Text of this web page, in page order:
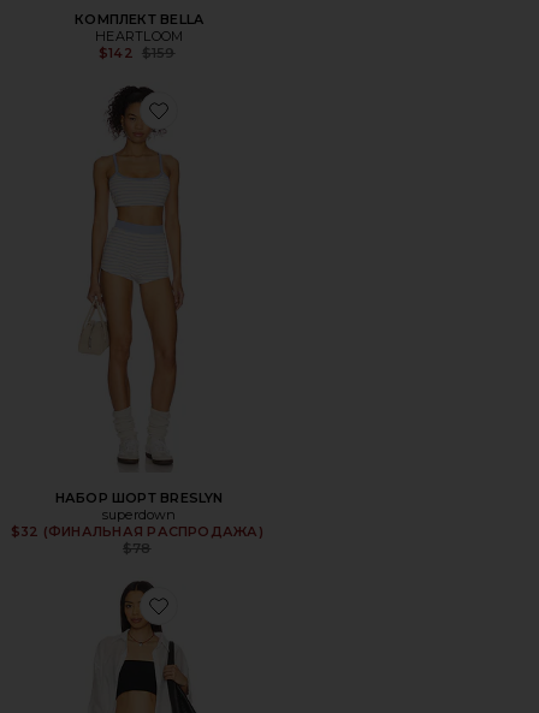
КОМПЛЕКТ BELLA
HEARTLOOM
$142 Previous price:
$159
Favorite НАБОР ШОРТ BRESLYN
НАБОР ШОРТ BRESLYN
superdown
$32 (ФИНАЛЬНАЯ РАСПРОДАЖА)
Previous price:
$78
Favorite КОМПЛЕКТ AUDREY